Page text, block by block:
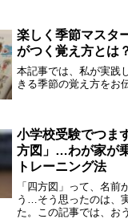
に理解が進むんです。
楽しく季節マスタ
がつく覚え方とは
本記事では、私が実践
きる季節の覚え方をお
小学校受験でつま
方図」…わが家が
トレーニング法
「四方図」って、名前
う…そう思ったのは、
た。この記事では、お